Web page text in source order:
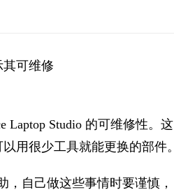
Laptop Studio 的可维修性。这
用很少工具就能更换的部件。
自己做这些事情时要谨慎，